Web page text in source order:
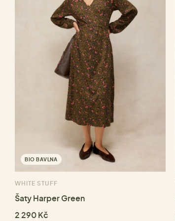
BIO BAVLNA
WHITE STUFF
Šaty Harper Green
2 290 Kč